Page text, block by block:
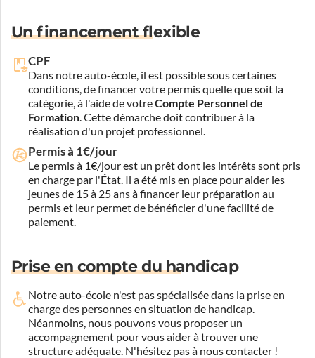
Un financement flexible
CPF
Dans notre auto-école, il est possible sous certaines
conditions, de financer votre permis quelle que soit la
catégorie, à l'aide de votreCompte Personnel de
Formation. Cette démarche doit contribuer à la
réalisation d'un projet professionnel.
Permis à 1€/jour
Le permis à 1€/jour est un prêt dont les intérêts sont pris
en charge par l'État. Il a été mis en place pour aider les
jeunes de 15 à 25 ans à financer leur préparation au
permis et leur permet de bénéficier d'une facilité de
paiement.
Prise en compte du handicap
Notre auto-école n'est pas spécialisée dans la prise en
charge des personnes en situation de handicap.
Néanmoins, nous pouvons vous proposer un
accompagnement pour vous aider à trouver une
structure adéquate. N'hésitez pas à nous contacter !